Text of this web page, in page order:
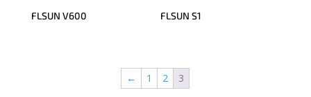
FLSUN V600 FLSUN S1
← 1 2 3